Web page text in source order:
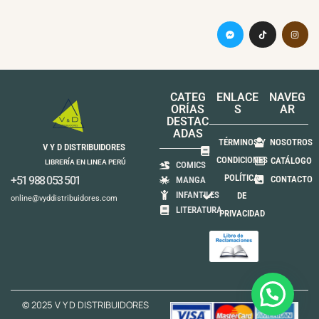
V Y D DISTRIBUIDORES
LIBRERÍA EN LINEA PERÚ
+51 988 053 501
online@vyddistribuidores.com
CATEG
ORÍAS
DESTAC
ADAS
COMICS
MANGA
INFANTILES
LITERATURA
ENLACE
S
TÉRMINOS Y
CONDICIONES
POLÍTICA
DE
PRIVACIDAD
NAVEG
AR
NOSOTROS
CATÁLOGO
CONTACTO
© 2025 V Y D DISTRIBUIDORES